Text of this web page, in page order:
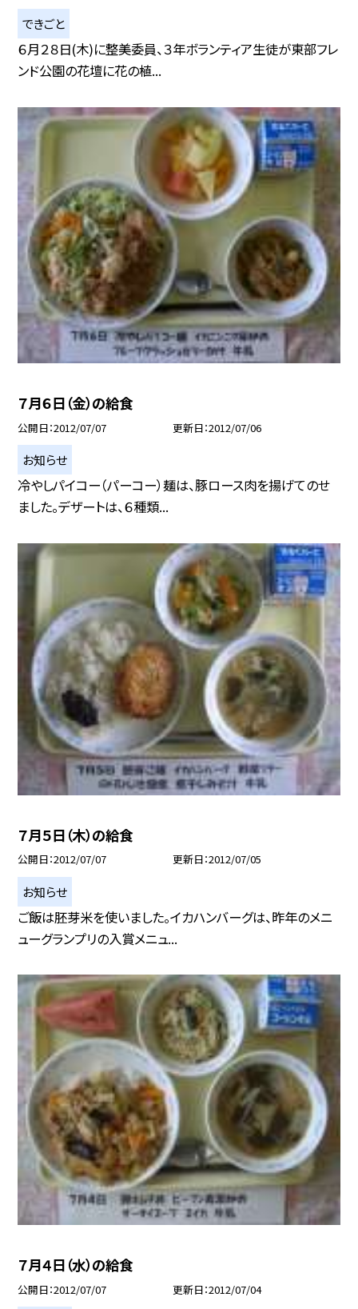
できごと
６月２８日(木)に整美委員、３年ボランティア生徒が東部フレ
ンド公園の花壇に花の植...
７月６日（金）の給食
公開日 2012/07/07 更新日 2012/07/06
お知らせ
冷やしパイコー（パーコー）麺は、豚ロース肉を揚げてのせ
ました。デザートは、６種類...
７月５日（木）の給食
公開日 2012/07/07 更新日 2012/07/05
お知らせ
ご飯は胚芽米を使いました。イカハンバーグは、昨年のメニ
ューグランプリの入賞メニュ...
７月４日（水）の給食
公開日 2012/07/07 更新日 2012/07/04